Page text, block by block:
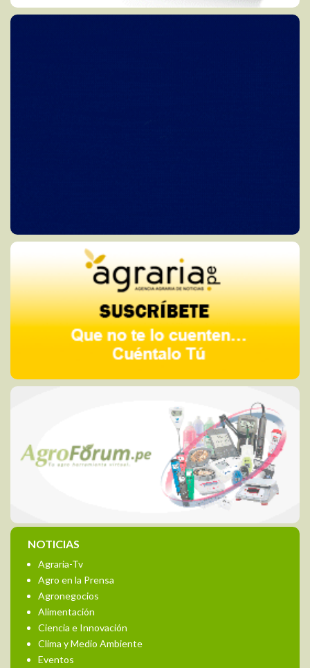
NOTICIAS
Agraria-Tv
Agro en la Prensa
Agronegocios
Alimentación
Ciencia e Innovación
Clima y Medio Ambiente
Eventos